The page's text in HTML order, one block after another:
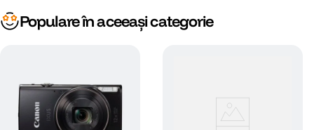
Mod alimentare Acumulator Li-Ion NB-13L
engleza, germana, franceza, olandeza,
daneza, finlandeza, italiana, greaca,
Populare în aceeași categorie